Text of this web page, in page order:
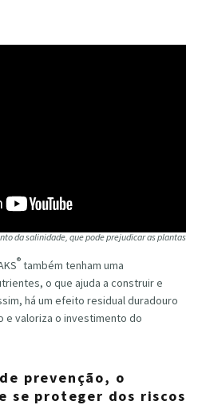
da salinidade, que pode prejudicar as plantas
® também tenham uma
o que ajuda a construir e
há um efeito residual duradouro
e valoriza o investimento do
prevenção, o
se proteger dos riscos